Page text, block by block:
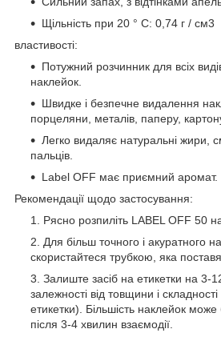
Щільність при 20 ° С: 0,74 г / см3
властивості:
Потужний розчинник для всіх
наклейок.
Швидке і безпечне видалення
порцеляни, металів, паперу,
Легко видаляє натуральні жири,
пальців.
Label OFF має приємний аромат.
Рекомендації щодо застосування:
Рясно розпиліть LABEL OFF 50
Для більш точного і акуратного
скористайтеся трубкою, яка
Залиште засіб на етикетки на 3-
залежності від товщини і
етикетки). Більшість наклейок
після 3-4 хвилин взаємодії.